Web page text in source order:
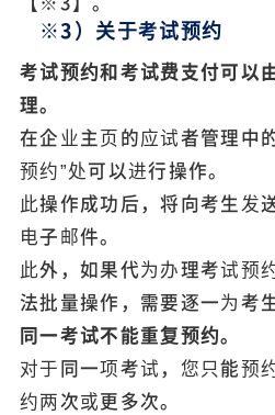
※3）关于考试预约
考试预约和考试费支付可以
理。
在企业主页的应试者管理中
预约”处可以进行操作。
此操作成功后，将向考生发
电子邮件。
此外，如果代为办理考试预
法批量操作，需要逐一为考
同一考试不能重复预约。
对于同一项考试，您只能预
约两次或更多次。